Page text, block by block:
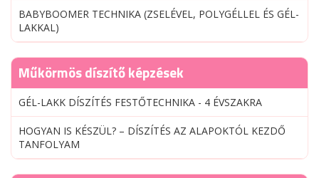
BABYBOOMER TECHNIKA (ZSELÉVEL, POLYGÉLLEL ÉS GÉL-
LAKKAL)
Műkörmös díszítő képzések
GÉL-LAKK DÍSZÍTÉS FESTŐTECHNIKA - 4 ÉVSZAKRA
HOGYAN IS KÉSZÜL? – DÍSZÍTÉS AZ ALAPOKTÓL KEZDŐ
TANFOLYAM